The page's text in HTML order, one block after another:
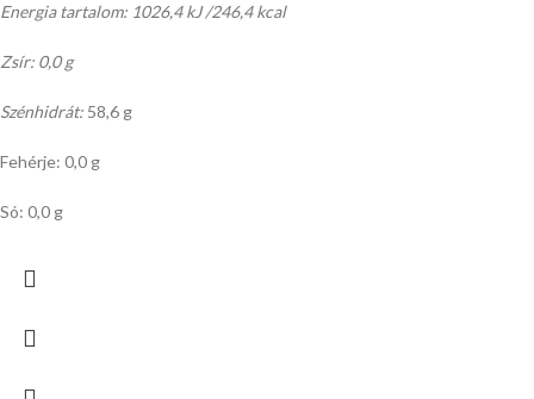
Energia tartalom: 1026,4 kJ /246,4 kcal
Zsír: 0,0 g
Szénhidrát: 58,6 g
Fehérje: 0,0 g
Só: 0,0 g